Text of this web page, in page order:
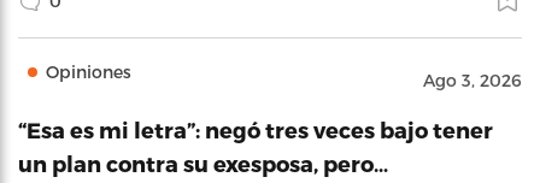
Opiniones Ago 3, 2026
“Esa es mi letra”: negó tres veces bajo tener
un plan contra su exesposa, pero…